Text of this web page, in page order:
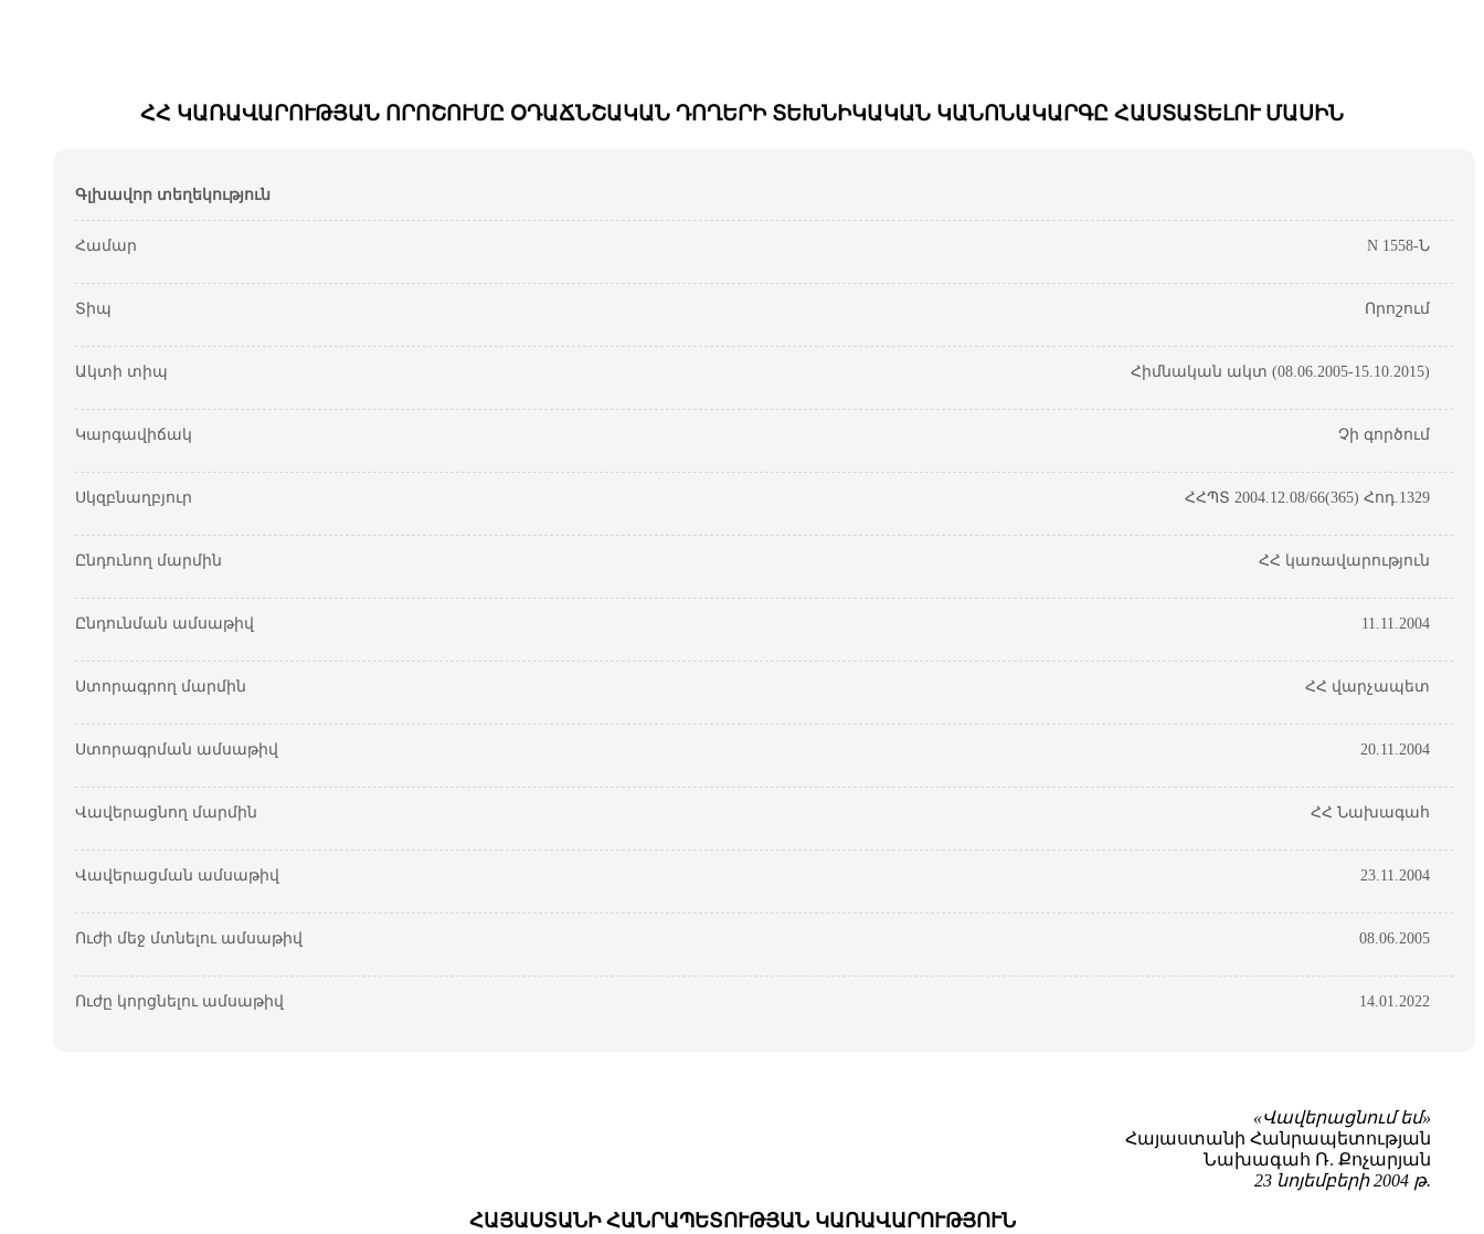
ՀՀ ԿԱՌԱՎԱՐՈՒԹՅԱՆ ՈՐՈՇՈՒՄԸ ՕԴԱՃՆՇԱԿԱՆ ԴՈՂԵՐԻ ՏԵԽՆԻԿԱԿԱՆ ԿԱՆՈՆԱԿԱՐԳԸ ՀԱՍՏԱՏԵԼՈՒ ՄԱՍԻՆ
Գլխավոր տեղեկություն
Համար N 1558-Ն
Տիպ Որոշում
Ակտի տիպ Հիմնական ակտ (08.06.2005-15.10.2015)
Կարգավիճակ Չի գործում
Սկզբնաղբյուր ՀՀՊՏ 2004.12.08/66(365) Հոդ.1329
Ընդունող մարմին ՀՀ կառավարություն
Ընդունման ամսաթիվ 11.11.2004
Ստորագրող մարմին ՀՀ վարչապետ
Ստորագրման ամսաթիվ 20.11.2004
Վավերացնող մարմին ՀՀ Նախագահ
Վավերացման ամսաթիվ 23.11.2004
Ուժի մեջ մտնելու ամսաթիվ 08.06.2005
Ուժը կորցնելու ամսաթիվ 14.01.2022
«Վավերացնում եմ»
Հայաստանի Հանրապետության
Նախագահ Ռ. Քոչարյան
23 նոյեմբերի 2004 թ.
ՀԱՅԱՍՏԱՆԻ ՀԱՆՐԱՊԵՏՈՒԹՅԱՆ ԿԱՌԱՎԱՐՈՒԹՅՈՒՆ